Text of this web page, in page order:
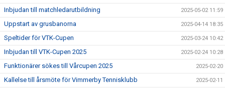
Inbjudan till matchledarutbildning 2025-05-02 11:59
Uppstart av grusbanorna 2025-04-14 18:35
Speltider för VTK-Cupen 2025-03-24 10:42
Inbjudan till VTK-Cupen 2025 2025-02-24 10:28
Funktionärer sökes till Vårcupen 2025 2025-02-20
Kallelse till årsmöte för Vimmerby Tennisklubb 2025-02-11